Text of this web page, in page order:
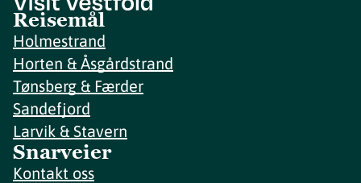
Reisemål
Holmestrand
Horten & Åsgårdstrand
Tønsberg & Færder
Sandefjord
Larvik & Stavern
Snarveier
Kontakt oss